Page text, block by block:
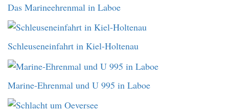
Das Marineehrenmal in Laboe
Schleuseneinfahrt in Kiel-Holtenau
Marine-Ehrenmal und U 995 in Laboe